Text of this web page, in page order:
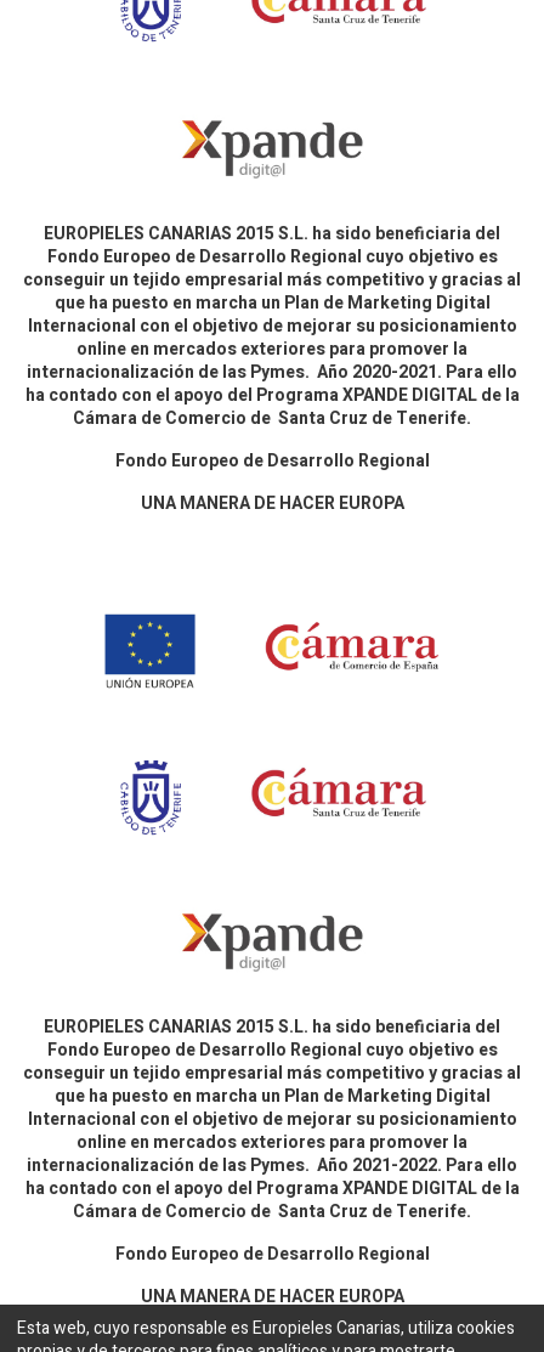
EUROPIELES CANARIAS 2015 S.L. ha sido beneficiaria del
Fondo Europeo de Desarrollo Regional cuyo objetivo es
conseguir un tejido empresarial más competitivo y gracias al
que ha puesto en marcha un Plan de Marketing Digital
Internacional con el objetivo de mejorar su posicionamiento
online en mercados exteriores para promover la
internacionalización de las Pymes. Año 2020-2021. Para ello
ha contado con el apoyo del Programa XPANDE DIGITAL de la
Cámara de Comercio de Santa Cruz de Tenerife.
Fondo Europeo de Desarrollo Regional
UNA MANERA DE HACER EUROPA
EUROPIELES CANARIAS 2015 S.L. ha sido beneficiaria del
Fondo Europeo de Desarrollo Regional cuyo objetivo es
conseguir un tejido empresarial más competitivo y gracias al
que ha puesto en marcha un Plan de Marketing Digital
Internacional con el objetivo de mejorar su posicionamiento
online en mercados exteriores para promover la
internacionalización de las Pymes. Año 2021-2022. Para ello
ha contado con el apoyo del Programa XPANDE DIGITAL de la
Cámara de Comercio de Santa Cruz de Tenerife.
Fondo Europeo de Desarrollo Regional
UNA MANERA DE HACER EUROPA
Esta web, cuyo responsable es Europieles Canarias, utiliza cookies